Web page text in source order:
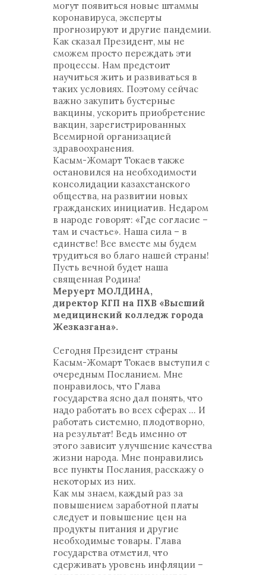
могут появиться новые штаммы
коронавируса, эксперты
прогнозируют и другие пандемии.
Как сказал Президент, мы не
сможем просто переждать эти
процессы. Нам предстоит
научиться жить и развиваться в
таких условиях. Поэтому сейчас
важно закупить бустерные
вакцины, ускорить приобретение
вакцин, зарегистрированных
Всемирной организацией
здравоохранения.
Касым-Жомарт Токаев также
остановился на необходимости
консолидации казахстанского
общества, на развитии новых
гражданских инициатив. Недаром
в народе говорят: «Где согласие –
там и счастье». Наша сила – в
единстве! Все вместе мы будем
трудиться во благо нашей страны!
Пусть вечной будет наша
священная Родина!
Меруерт МОЛДИНА,
директор КГП на ПХВ «Высший
медицинский колледж города
Жезказгана».
Сегодня Президент страны
Касым-Жомарт Токаев выступил с
очередным Посланием. Мне
понравилось, что Глава
государства ясно дал понять, что
надо работать во всех сферах … И
работать системно, плодотворно,
на результат! Ведь именно от
этого зависит улучшение качества
жизни народа. Мне понравились
все пункты Послания, расскажу о
некоторых из них.
Как мы знаем, каждый раз за
повышением заработной платы
следует и повышение цен на
продукты питания и другие
необходимые товары. Глава
государства отметил, что
сдерживать уровень инфляции –